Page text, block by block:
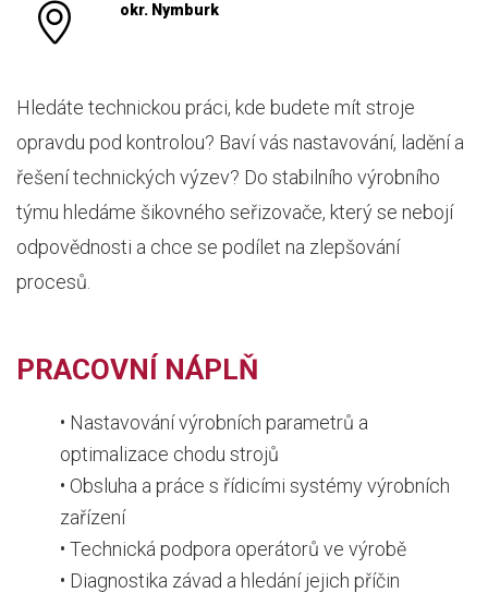
okr. Nymburk
Hledáte technickou práci, kde budete mít stroje
opravdu pod kontrolou? Baví vás nastavování, ladění a
řešení technických výzev? Do stabilního výrobního
týmu hledáme šikovného seřizovače, který se nebojí
odpovědnosti a chce se podílet na zlepšování
procesů.
PRACOVNÍ NÁPLŇ
• Nastavování výrobních parametrů a
optimalizace chodu strojů
• Obsluha a práce s řídicími systémy výrobních
zařízení
• Technická podpora operátorů ve výrobě
• Diagnostika závad a hledání jejich příčin